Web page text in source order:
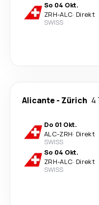
So 04 Okt.
ZRH-ALC· Direkt
SWISS
Alicante - Zürich 4
Do 01 Okt.
ALC-ZRH· Direkt
SWISS
So 04 Okt.
ZRH-ALC· Direkt
SWISS